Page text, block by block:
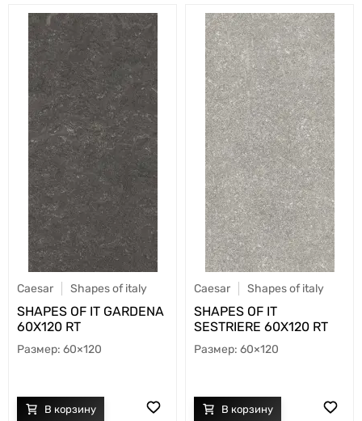
Caesar Shapes of italy
SHAPES OF IT GARDENA
60X120 RT
60×120
Caesar Shapes of italy
SHAPES OF IT
SESTRIERE 60X120 RT
60×120